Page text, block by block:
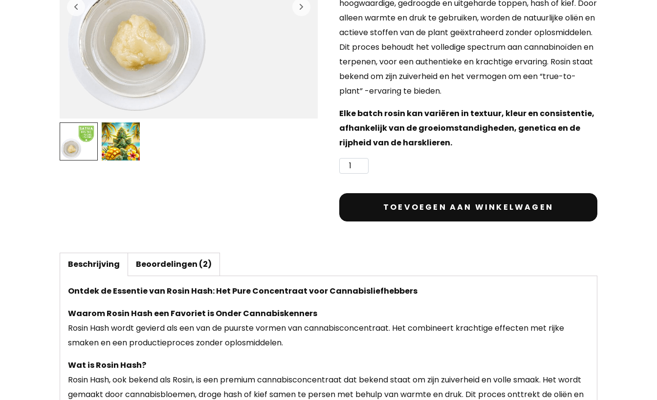
hoogwaardige, gedroogde en uitgeharde toppen, hash of kief. Door
alleen warmte en druk te gebruiken, worden de natuurlijke oliën en
actieve stoffen van de plant geëxtraheerd zonder oplosmiddelen.
Dit proces behoudt het volledige spectrum aan cannabinoïden en
terpenen, voor een authentieke en krachtige ervaring. Rosin staat
bekend om zijn zuiverheid en het vermogen om een “true-to-
plant” -ervaring te bieden.
Elke batch rosin kan variëren in textuur, kleur en consistentie,
afhankelijk van de groeiomstandigheden, genetica en de
rijpheid van de harsklieren.
TOEVOEGEN AAN WINKELWAGEN
Beschrijving Beoordelingen (2)
Ontdek de Essentie van Rosin Hash: Het Pure Concentraat voor Cannabisliefhebbers
Waarom Rosin Hash een Favoriet is Onder Cannabiskenners
Rosin Hash wordt gevierd als een van de puurste vormen van cannabisconcentraat. Het combineert krachtige effecten met rijke
smaken en een productieproces zonder oplosmiddelen.
Wat is Rosin Hash?
Rosin Hash, ook bekend als Rosin, is een premium cannabisconcentraat dat bekend staat om zijn zuiverheid en volle smaak. Het wordt
gemaakt door cannabisbloemen, droge hash of kief samen te persen met behulp van warmte en druk. Dit proces onttrekt de oliën en